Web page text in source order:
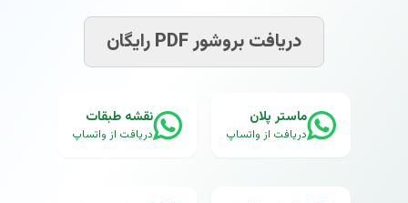
دریافت بروشور PDF رایگان
ماستر پلان
دریافت از واتساپ
نقشه طبقات
دریافت از واتساپ